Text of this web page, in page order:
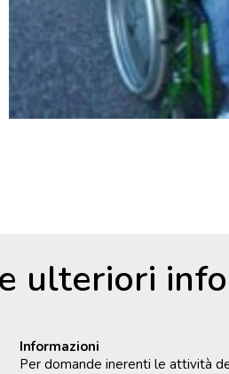
ulteriori
Informazioni
Per domande inerenti le attività